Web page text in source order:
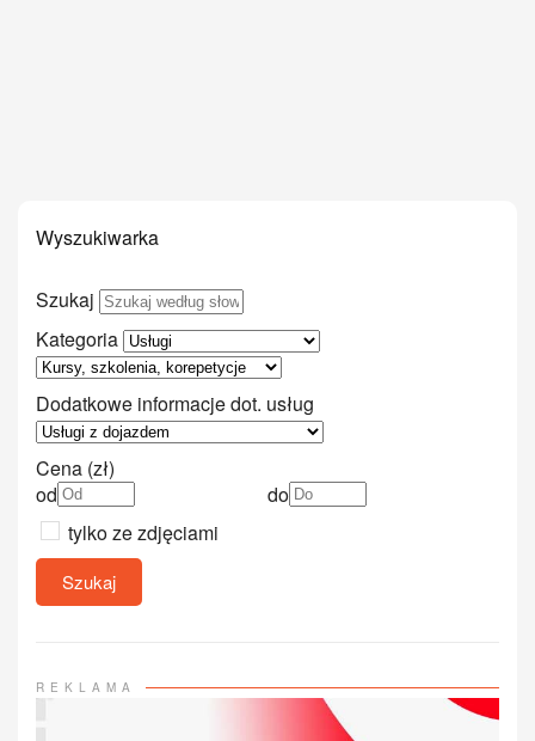
Wyszukiwarka
Szukaj
Kategoria
Dodatkowe informacje dot. usług
Cena (zł)
od
do
tylko ze zdjęciami
Szukaj
REKLAMA